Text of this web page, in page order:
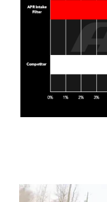
Performance VW